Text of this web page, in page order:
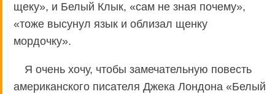
щеку», и Белый Клык, «сам не зная почему»,
«тоже высунул язык и облизал щенку
мордочку».
Я очень хочу, чтобы замечательную повесть
американского писателя Джека Лондона «Белый